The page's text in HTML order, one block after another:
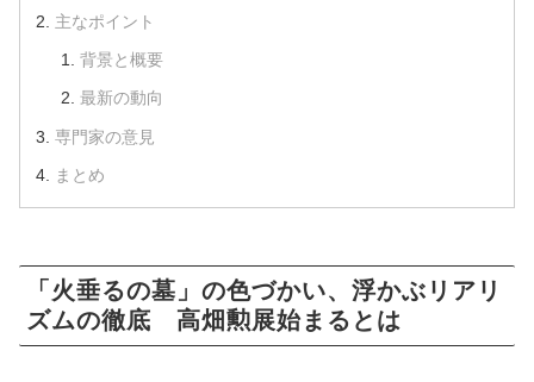
主なポイント
背景と概要
最新の動向
専門家の意見
まとめ
「火垂るの墓」の色づかい、浮かぶリアリ
ズムの徹底 高畑勲展始まるとは